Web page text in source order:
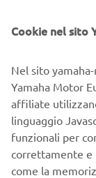
TEST
Se stai
test ride
Yamaha è un
degli scooter ,
prodotto.
Cookie nel sito
Nel sito
Yamaha Motor
affiliate
linguaggio
funzionali per
correttamente e
come la